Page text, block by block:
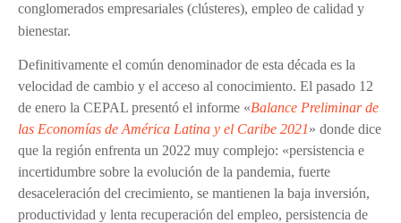
conglomerados empresariales (clústeres), empleo de calidad y
bienestar.
Definitivamente el común denominador de esta década es la
velocidad de cambio y el acceso al conocimiento. El pasado 12
de enero la CEPAL presentó el informe «Balance Preliminar de
las Economías de América Latina y el Caribe 2021» donde dice
que la región enfrenta un 2022 muy complejo: «persistencia e
incertidumbre sobre la evolución de la pandemia, fuerte
desaceleración del crecimiento, se mantienen la baja inversión,
productividad y lenta recuperación del empleo, persistencia de